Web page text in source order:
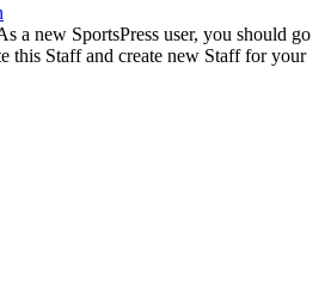
a new SportsPress user, you should go
this Staff and create new Staff for your